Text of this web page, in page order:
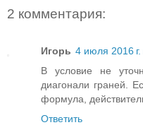
2 комментария:
Игорь 4 июля 2016
В условие не
диагонали граней.
формула,
Ответить